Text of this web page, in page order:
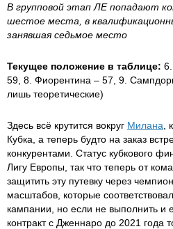
В групповой этап ЛЕ попадают
шестое места, в
занявшая седьмое место
Текущее положение в таблице:
59, 8. Фиорентина – 57, 9.
лишь теоретические)
Здесь всё крутится вокруг Милана
Кубка, а теперь будто на заказ
конкурентами. Статус кубкового
Лигу Европы, так что теперь от
защитить эту путевку через
масштабов, которые
кампании, но если не выполнить и
контракт с Дженнаро до 2021 года